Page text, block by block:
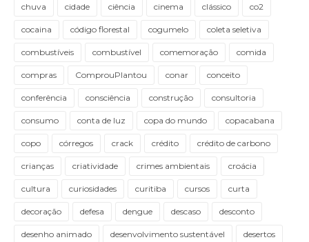
chuva cidade ciência cinema clássico co2
cocaina código florestal cogumelo coleta seletiva
combustíveis combustível comemoração comida
compras ComprouPlantou conar conceito
conferência consciência construção consultoria
consumo conta de luz copa do mundo copacabana
copo córregos crack crédito crédito de carbono
crianças criatividade crimes ambientais croácia
cultura curiosidades curitiba cursos curta
decoração defesa dengue descaso desconto
desenho animado desenvolvimento sustentável desertos